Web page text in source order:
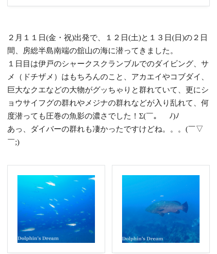
２月１１日(金・祝)出発で、１２日(土)と１３日(日)の２日
間、房総半島南端の舘山の海に潜ってきました。
１日目は伊戸のシャークスクランブルでのダイビング、サ
メ（ドチザメ）はもちろんのこと、アカエイやコブダイ、
巨大なクエなどの大物がグッちゃりと群れていて、更にシ
ョウサイフグの群れやメジナの群れなどが入り乱れて、何
度潜っても圧巻の魚影の濃さでした！Σ(￣。￣ﾉ)ﾉ
あっ、ダイバーの群れも凄かったですけどね。。。(￣▽
￣;)